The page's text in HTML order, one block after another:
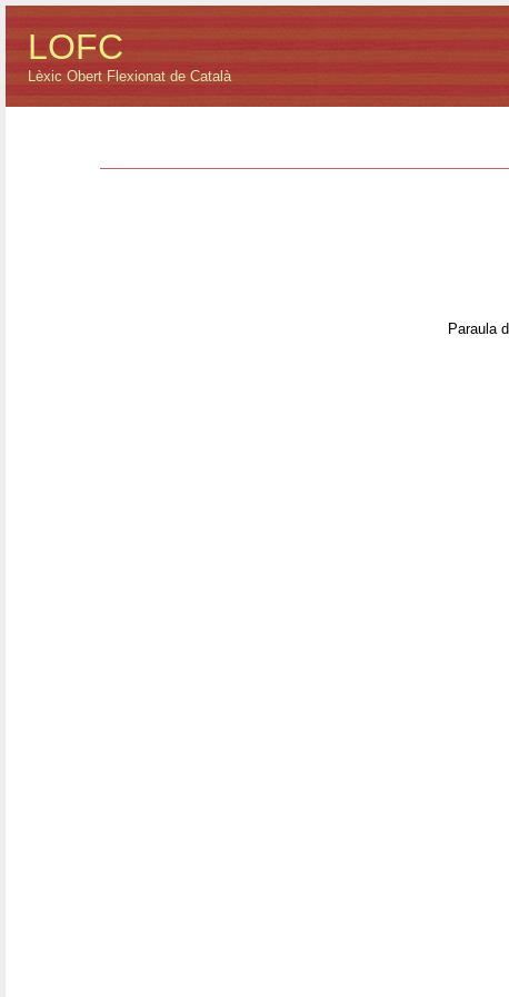
LOFC
Lèxic Obert Flexionat de Català
Paraula